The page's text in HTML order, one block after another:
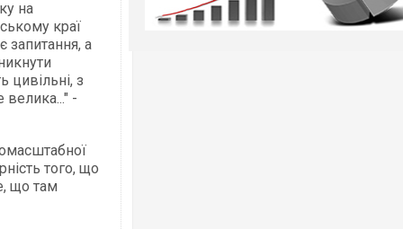
на
краї
запитання, а
цивільні, з
велика..." -
того, що
що там